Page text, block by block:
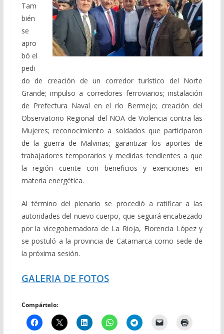
Tam
bién
se
apro
bó el
pedi
do de creación de un corredor turístico del Norte
Grande; impulso a corredores ferroviarios; instalación
de Prefectura Naval en el río Bermejo; creación del
Observatorio Regional del NOA de Violencia contra las
Mujeres; reconocimiento a soldados que participaron
de la guerra de Malvinas; garantizar los aportes de
trabajadores temporarios y medidas tendientes a que
la región cuente con beneficios y exenciones en
materia energética.
Al término del plenario se procedió a ratificar a las
autoridades del nuevo cuerpo, que seguirá encabezado
por la vicegobernadora de La Rioja, Florencia López y
se postuló a la provincia de Catamarca como sede de
la próxima sesión.
GALERIA DE FOTOS
Compártelo: